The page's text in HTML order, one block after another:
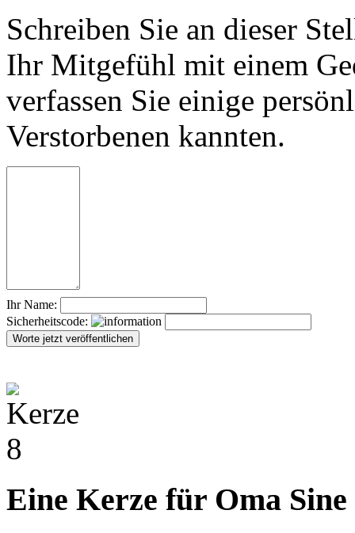
Schreiben Sie an dieser
Ihr Mitgefühl mit einem
verfassen Sie einige
Verstorbenen kannten.
Ihr Name:
Sicherheitscode:
Eine Kerze für Oma Sine